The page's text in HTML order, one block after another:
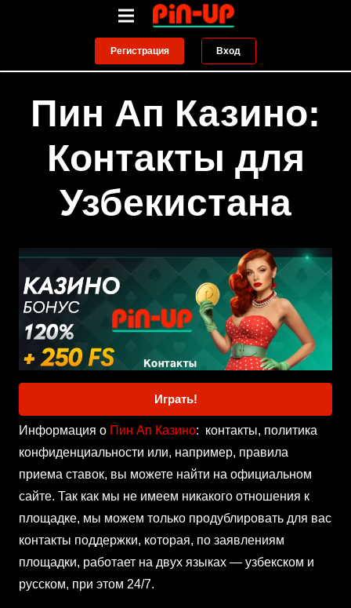
Регистрация Вход
Пин Ап Казино:
Контакты для
Узбекистана
Играть!
Информация о Пин Ап Казино: контакты, политика
конфиденциальности или, например, правила
приема ставок, вы можете найти на официальном
сайте. Так как мы не имеем никакого отношения к
площадке, мы можем только продублировать для вас
контакты поддержки, которая, по заявлениям
площадки, работает на двух языках — узбекском и
русском, при этом 24/7.